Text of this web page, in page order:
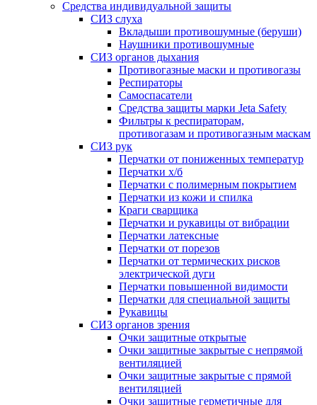
Средства индивидуальной защиты
СИЗ слуха
Вкладыши противошумные (беруши)
Наушники противошумные
СИЗ органов дыхания
Противогазные маски и противогазы
Респираторы
Самоспасатели
Средства защиты марки Jeta Safety
Фильтры к респираторам,
противогазам и противогазным маскам
СИЗ рук
Перчатки от пониженных температур
Перчатки х/б
Перчатки с полимерным покрытием
Перчатки из кожи и спилка
Краги сварщика
Перчатки и рукавицы от вибрации
Перчатки латексные
Перчатки от порезов
Перчатки от термических рисков
электрической дуги
Перчатки повышенной видимости
Перчатки для специальной защиты
Рукавицы
СИЗ органов зрения
Очки защитные открытые
Очки защитные закрытые с непрямой
вентиляцией
Очки защитные закрытые с прямой
вентиляцией
Очки защитные герметичные для